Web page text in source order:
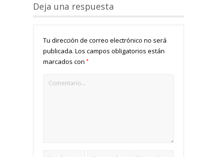
Deja una respuesta
Tu dirección de correo electrónico no será
publicada. Los campos obligatorios están
marcados con *